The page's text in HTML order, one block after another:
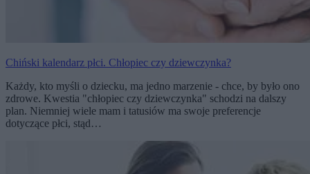
Chiński kalendarz płci. Chłopiec czy dziewczynka?
Każdy, kto myśli o dziecku, ma jedno marzenie - chce, by było ono
zdrowe. Kwestia "chłopiec czy dziewczynka" schodzi na dalszy
plan. Niemniej wiele mam i tatusiów ma swoje preferencje
dotyczące płci, stąd…